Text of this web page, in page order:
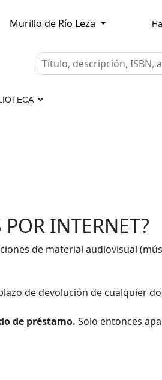
Murillo de Río Leza
INTERNET?
de material audiovisual
de devolución de cualquier
de préstamo. Solo entonces